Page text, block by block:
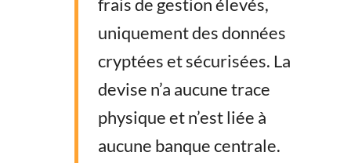
frais de gestion élevés,
uniquement des données
cryptées et sécurisées. La
devise n’a aucune trace
physique et n’est liée à
aucune banque centrale.